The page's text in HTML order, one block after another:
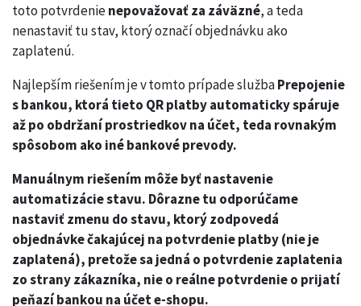
toto potvrdenienepovažovať za záväzné, a teda
nenastaviť tu stav, ktorý označí objednávku ako
zaplatenú.
Najlepším riešením je v tomto prípade službaPrepojenie
s bankou, ktorá tieto QR platby automaticky spáruje
až po obdržaní prostriedkov na účet, teda rovnakým
spôsobom ako iné bankové prevody.
Manuálnym riešením môže byť nastavenie
automatizácie stavu. Dôrazne tu odporúčame
nastaviť zmenu do stavu, ktorý zodpovedá
objednávke čakajúcej na potvrdenie platby (nie je
zaplatená), pretože sa jedná o potvrdenie zaplatenia
zo strany zákazníka, nie o reálne potvrdenie o prijatí
peňazí bankou na účet e-shopu.